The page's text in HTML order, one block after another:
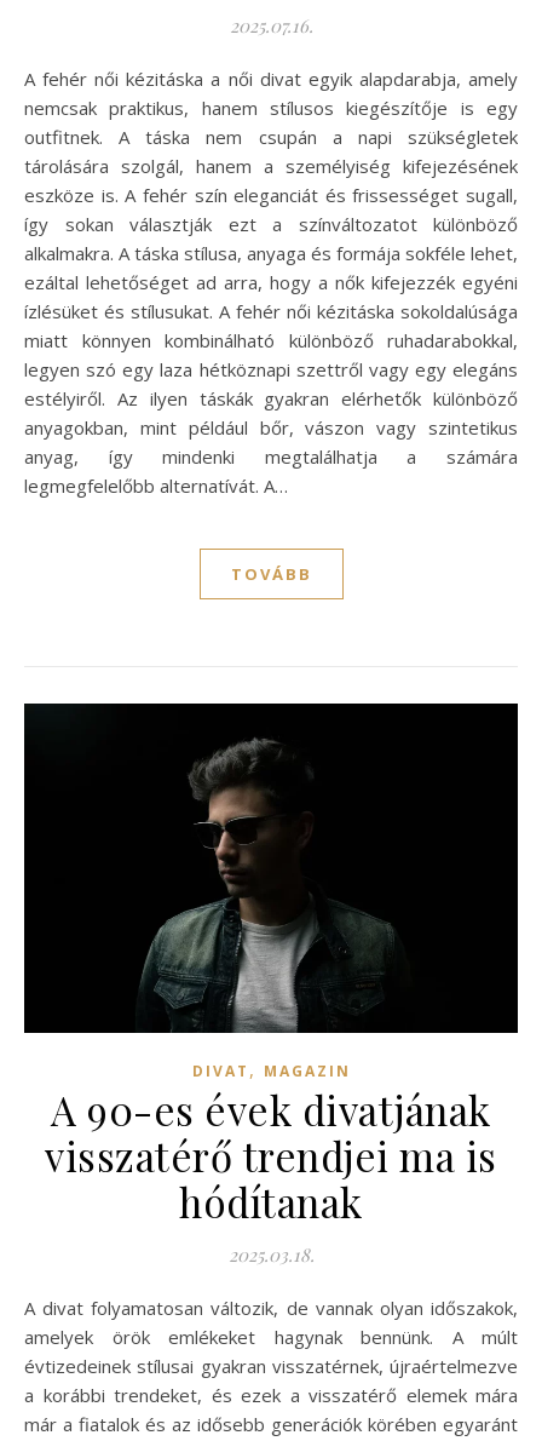
2025.07.16.
A fehér női kézitáska a női divat egyik alapdarabja, amely
nemcsak praktikus, hanem stílusos kiegészítője is egy
outfitnek. A táska nem csupán a napi szükségletek
tárolására szolgál, hanem a személyiség kifejezésének
eszköze is. A fehér szín eleganciát és frissességet sugall,
így sokan választják ezt a színváltozatot különböző
alkalmakra. A táska stílusa, anyaga és formája sokféle lehet,
ezáltal lehetőséget ad arra, hogy a nők kifejezzék egyéni
ízlésüket és stílusukat. A fehér női kézitáska sokoldalúsága
miatt könnyen kombinálható különböző ruhadarabokkal,
legyen szó egy laza hétköznapi szettről vagy egy elegáns
estélyiről. Az ilyen táskák gyakran elérhetők különböző
anyagokban, mint például bőr, vászon vagy szintetikus
anyag, így mindenki megtalálhatja a számára
legmegfelelőbb alternatívát. A…
TOVÁBB
DIVAT , MAGAZIN
A 90-es évek divatjának
visszatérő trendjei ma is
hódítanak
2025.03.18.
A divat folyamatosan változik, de vannak olyan időszakok,
amelyek örök emlékeket hagynak bennünk. A múlt
évtizedeinek stílusai gyakran visszatérnek, újraértelmezve
a korábbi trendeket, és ezek a visszatérő elemek mára
már a fiatalok és az idősebb generációk körében egyaránt